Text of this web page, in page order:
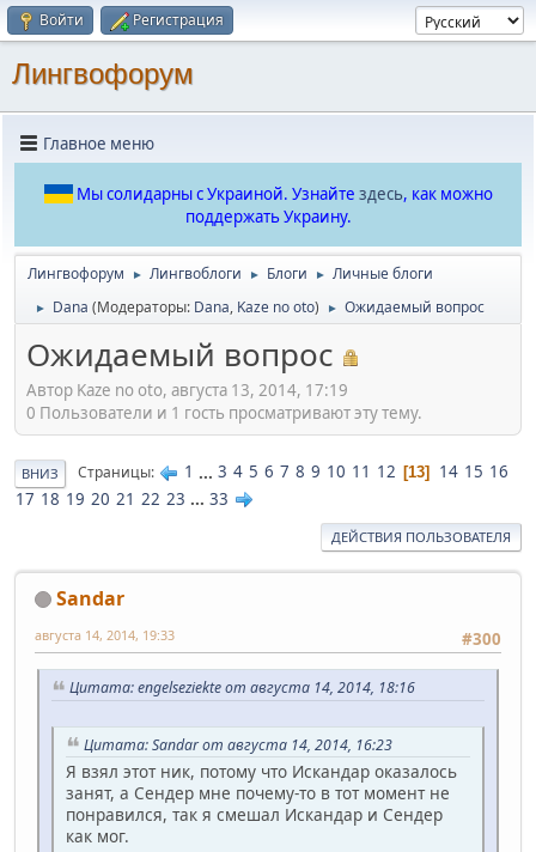
Войти Регистрация
Лингвофорум
Главное меню
Мы солидарны с Украиной. Узнайте здесь, как можно
поддержать Украину.
Лингвофорум ► Лингвоблоги ► Блоги ► Личные блоги
► Dana (Модераторы: Dana, Kaze no oto) ► Ожидаемый вопрос
Ожидаемый вопрос
Автор Kaze no oto, августа 13, 2014, 17:19
0 Пользователи и 1 гость просматривают эту тему.
ВНИЗ Страницы 1 ... 3 4 5 6 7 8 9 10 11 12 13 14 15 16
17 18 19 20 21 22 23 ... 33
ДЕЙСТВИЯ ПОЛЬЗОВАТЕЛЯ
Sandar
#300
августа 14, 2014, 19:33
Цитата: engelseziekte от августа 14, 2014, 18:16
Цитата: Sandar от августа 14, 2014, 16:23
Я взял этот ник, потому что Искандар оказалось
занят, а Сендер мне почему-то в тот момент не
понравился, так я смешал Искандар и Сендер
как мог.